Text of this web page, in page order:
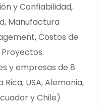
y Confiabilidad,
Manufactura
Costos de
y empresas de 8
USA, Alemania,
y Chile)